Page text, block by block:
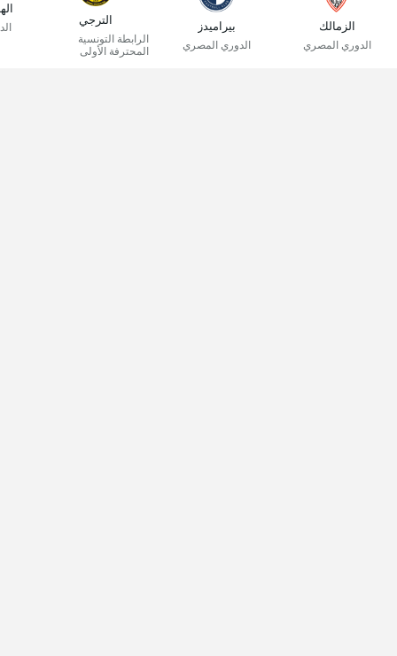
الزمالك
الدوري المصري
بيراميدز
الدوري المصري
الترجي
الرابطة التونسية
المحترفة الأولى